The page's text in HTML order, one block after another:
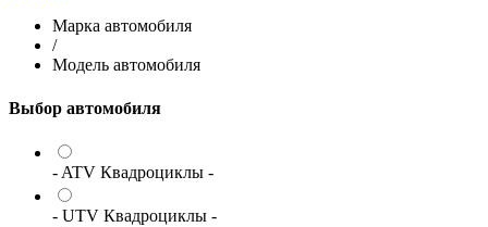
Марка автомобиля
/
Модель автомобиля
Выбор автомобиля
- ATV Квадроциклы -
- UTV Квадроциклы -